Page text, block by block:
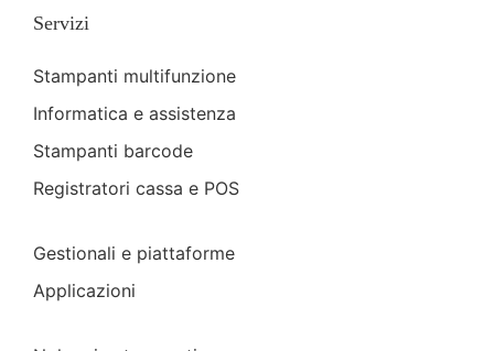
Servizi
Stampanti multifunzione
Informatica e assistenza
Stampanti barcode
Registratori cassa e POS
Gestionali e piattaforme
Applicazioni